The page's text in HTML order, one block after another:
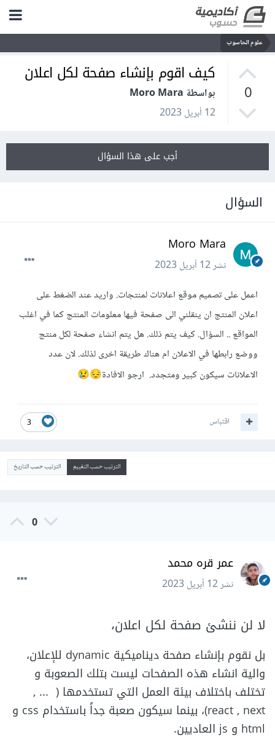
علوم الحاسوب
0
كيف اقوم بإنشاء صفحة لكل اعلان
بواسطة Moro Mara
12 أبريل 2023
أجب على هذا السؤال
السؤال
Moro Mara
نشر12 أبريل 2023
اعمل على تصميم موقع اعلانات لمنتجات. واريد عند الضغط على
اعلان المنتج ان ينقلني الى صفحة فيها معلومات المنتج كما في اغلب
المواقع .. السؤال. كيف يتم ذلك. هل يتم انشاء صفحة لكل منتج
ووضع رابطها في الاعلان ام هناك طريقة اخرى لذلك. لان عدد
الاعلانات سيكون كبير ومتجدد. ارجو الافادة😔
😢
3 اقتباس
الترتيب حسب التقييم الترتيب حسب التاريخ
0
عمر قره محمد
نشر12 أبريل 2023
لا لن ننشئ صفحة لكل اعلان،
بل نقوم بإنشاء صفحة ديناميكية dynamic للإعلان،
والية انشاء هذه الصفحات ليست بتلك الصعوبة و
تختلف باختلاف بيئة العمل التي تستخدمها ( ... ,
react , next)، بينما سيكون صعبة جداً باستخدام css و
html و js العاديين.